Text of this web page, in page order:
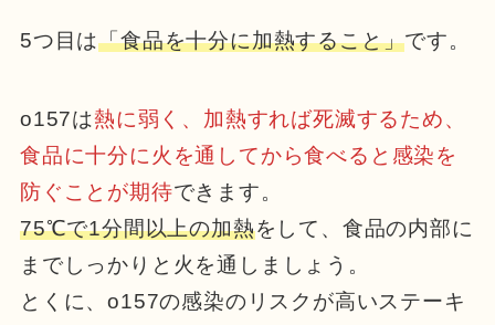
5つ目は「食品を十分に加熱すること」です。
o157は熱に弱く、加熱すれば死滅するため、
食品に十分に火を通してから食べると感染を
防ぐことが期待できます。
75℃で1分間以上の加熱をして、食品の内部に
までしっかりと火を通しましょう。
とくに、o157の感染のリスクが高いステーキ